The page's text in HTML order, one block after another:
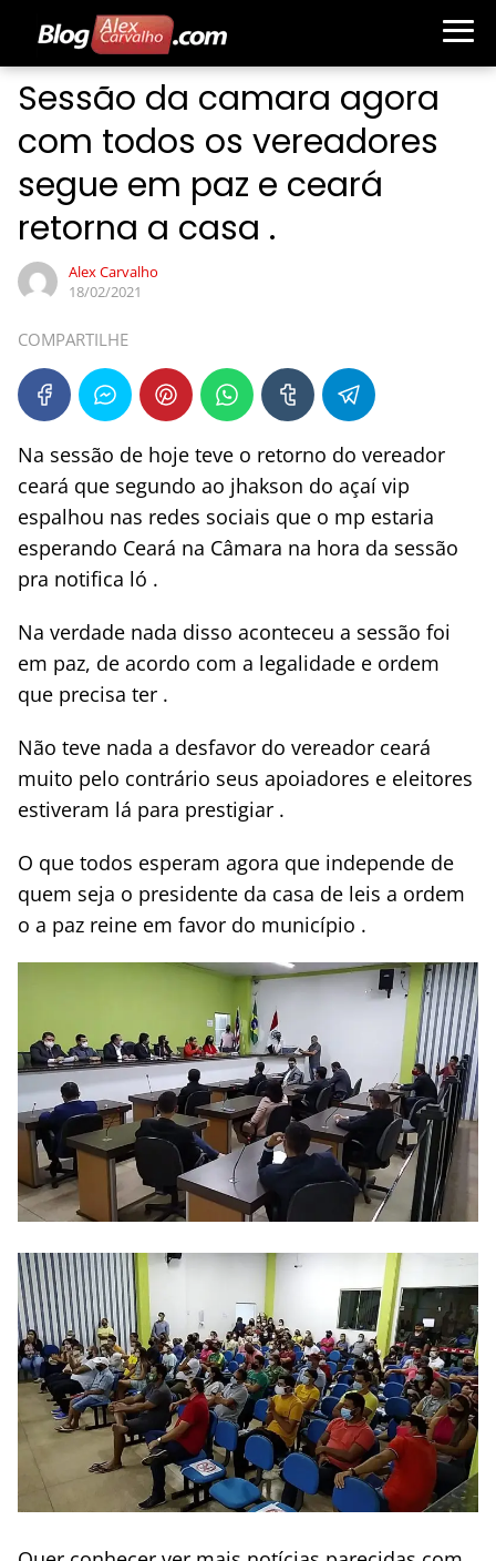
Sessão da camara agora
com todos os vereadores
segue em paz e ceará
retorna a casa .
Alex Carvalho
18/02/2021
COMPARTILHE
Na sessão de hoje teve o retorno do vereador
ceará que segundo ao jhakson do açaí vip
espalhou nas redes sociais que o mp estaria
esperando Ceará na Câmara na hora da sessão
pra notifica ló .
Na verdade nada disso aconteceu a sessão foi
em paz, de acordo com a legalidade e ordem
que precisa ter .
Não teve nada a desfavor do vereador ceará
muito pelo contrário seus apoiadores e eleitores
estiveram lá para prestigiar .
O que todos esperam agora que independe de
quem seja o presidente da casa de leis a ordem
o a paz reine em favor do município .